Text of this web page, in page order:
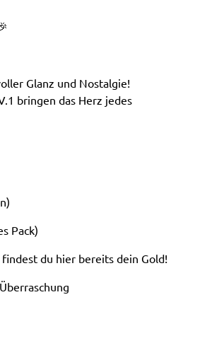
Glanz und Nostalgie!
bringen das Herz jedes
Pack)
du hier bereits dein Gold!